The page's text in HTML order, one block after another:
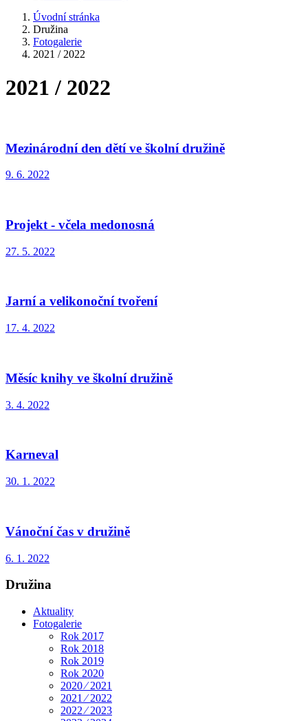
Úvodní stránka
Družina
Fotogalerie
2021 / 2022
2021 / 2022
Mezinárodní den dětí ve školní družině
9. 6. 2022
Projekt - včela medonosná
27. 5. 2022
Jarní a velikonoční tvoření
17. 4. 2022
Měsíc knihy ve školní družině
3. 4. 2022
Karneval
30. 1. 2022
Vánoční čas v družině
6. 1. 2022
Družina
Aktuality
Fotogalerie
Rok 2017
Rok 2018
Rok 2019
Rok 2020
2020 ⁄ 2021
2021 ⁄ 2022
2022 ⁄ 2023